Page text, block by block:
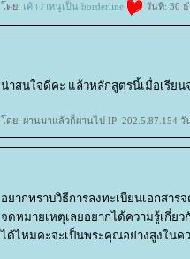
ดย: เค้าว่าหนูเป็น borderline วันที่: 30 ธั
น่าสนใจดีคะ แล้วหลักสูตรนี้เมื่อเรียน
ดย: ผ่านมาแล้วก็ผ่านไป IP: 202.5.87.154 วั
อยากทราบวิธีการลงทะเบียนเอกสา
จดหมายเหตุเลยอยากได้ความรู้เกี่ยว
ได้ไหมคะจะเป็นพระคุณอย่างสูงในค